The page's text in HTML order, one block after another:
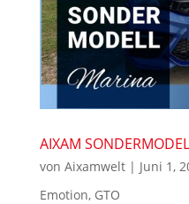
AIXAM
von Aixamwelt| Juni 1,
Emotion, GTO